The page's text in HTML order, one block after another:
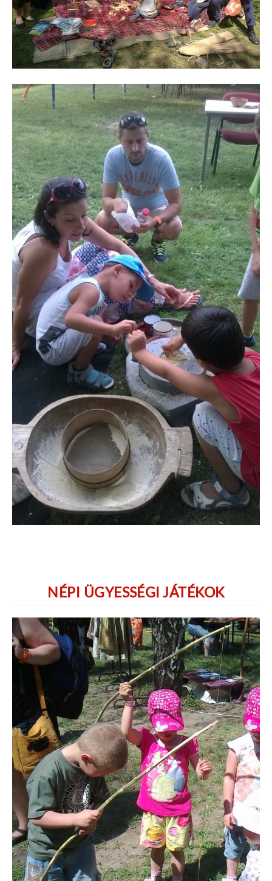
NÉPI ÜGYESSÉGI JÁTÉKOK